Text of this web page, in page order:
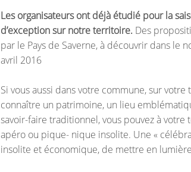
Les organisateurs ont déjà étudié pour la
d’exception sur notre territoire. Des
par le Pays de Saverne, à découvrir dans le
avril 2016
Si vous aussi dans votre commune, sur
connaître un patrimoine, un lieu
savoir-faire traditionnel, vous pouvez à votre
apéro ou pique- nique insolite. Une «
insolite et économique, de mettre en